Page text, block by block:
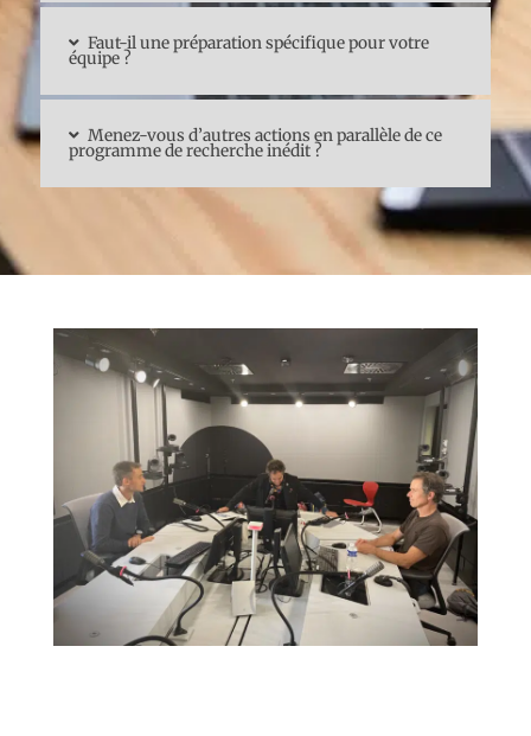
Faut-il une préparation spécifique pour votre
équipe ?
Menez-vous d’autres actions en parallèle de ce
programme de recherche inédit ?